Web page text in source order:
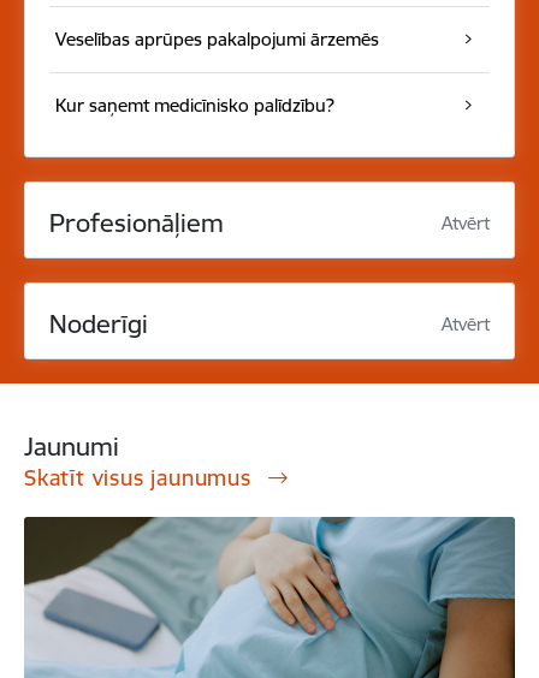
Veselības aprūpes pakalpojumi ārzemēs
Kur saņemt medicīnisko palīdzību?
Profesionāļiem Atvērt
Noderīgi Atvērt
Jaunumi
Skatīt visus jaunumus